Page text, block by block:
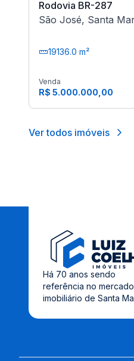
Rodovia BR-287
São José, Santa
19136.0 m²
Venda
R$ 5.000.000,00
Ver todos imóveis
Há 70 anos sendo
referência no mercado
imobiliário de Santa